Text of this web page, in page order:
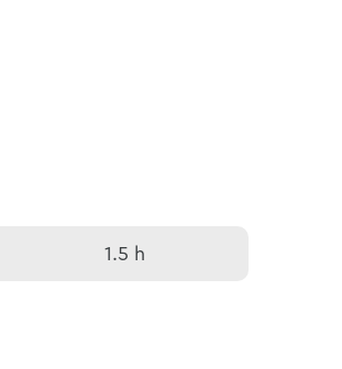
1.5 h